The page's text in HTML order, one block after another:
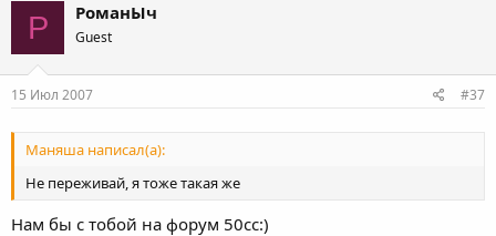
Р РоманЫч
Guest
15 Июл 2007 #37
Маняша написал(а):
Не переживай, я тоже такая же
Нам бы с тобой на форум 50сс:)